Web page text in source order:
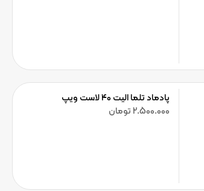
پادماد تلما الیت ۴۰ لاست ویپ
2.500.000تومان